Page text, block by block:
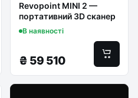
Revopoint MINI 2 —
портативний 3D сканер
В наявності
₴ 59 510